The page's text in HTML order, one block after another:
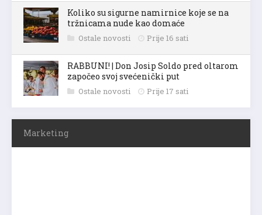
Koliko su sigurne namirnice koje se na
tržnicama nude kao domaće
Ostale novosti Prije 16 sati
RABBUNI! | Don Josip Soldo pred oltarom
započeo svoj svećenički put
Ostale novosti Prije 17 sati
Marketing